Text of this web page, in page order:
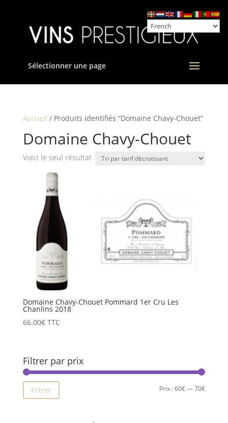
Sélectionner une page
Accueil / Produits identifiés “Domaine Chavy-Chouet”
Domaine Chavy-Chouet
Voici le seul résultat
Domaine Chavy-Chouet Pommard 1er Cru Les
Chanlins 2018
66.00€ TTC
Filtrer par prix
Prix
Prix
Filtrer Prix :60€—70€